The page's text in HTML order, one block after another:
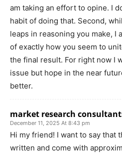
am taking an effort to opine. I
habit of doing that. Second,
leaps in reasoning you make, I
of exactly how you seem to
the final result. For right now I
issue but hope in the near
better.
market research
December 11, 2025 At 8:43 pm
Hi my friend! I want to say that
written and come with